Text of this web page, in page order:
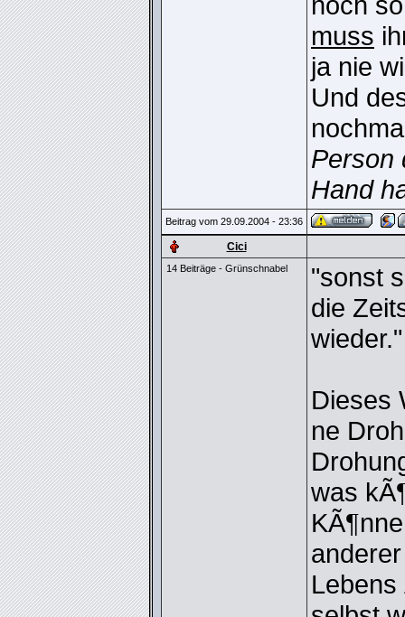
muss
ja nie
Und
Person
Hand
Beitrag vom 29.09.2004 - 23:36
Cici
14 Beiträge - Grünschnabel
"sonst
die
wieder."
Dieses
ne
was